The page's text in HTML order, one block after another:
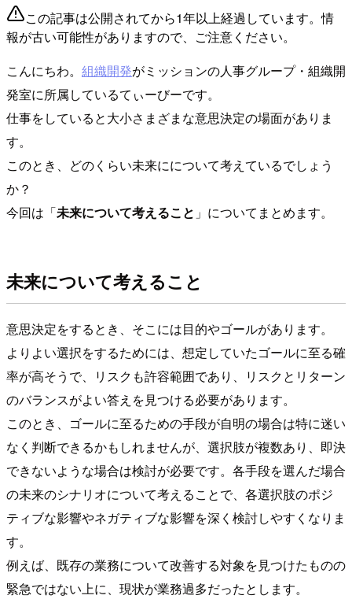
この記事は公開されてから1年以上経過しています。情
報が古い可能性がありますので、ご注意ください。
こんにちわ。 組織開発がミッションの人事グループ・組織開
発室に所属しているてぃーびーです。
仕事をしていると大小さまざまな意思決定の場面がありま
す。
このとき、どのくらい未来にについて考えているでしょう
か？
今回は「未来について考えること 」についてまとめます。
未来について考えること
意思決定をするとき、そこには目的やゴールがあります。
よりよい選択をするためには、想定していたゴールに至る確
率が高そうで、リスクも許容範囲であり、リスクとリターン
のバランスがよい答えを見つける必要があります。
このとき、ゴールに至るための手段が自明の場合は特に迷い
なく判断できるかもしれませんが、選択肢が複数あり、即決
できないような場合は検討が必要です。各手段を選んだ場合
の未来のシナリオについて考えることで、各選択肢のポジ
ティブな影響やネガティブな影響を深く検討しやすくなりま
す。
例えば、既存の業務について改善する対象を見つけたものの
緊急ではない上に、現状が業務過多だったとします。